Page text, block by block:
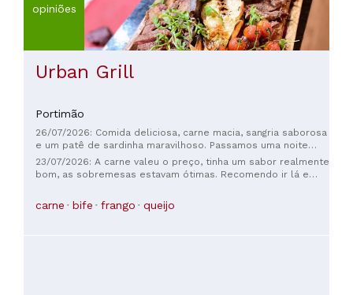
opiniões
Urban Grill
Portimão
26/07/2026: Comida deliciosa, carne macia, sangria saborosa
e um patê de sardinha maravilhoso. Passamos uma noite
incrível aqui. Com certeza voltaremos.
23/07/2026: A carne valeu o preço, tinha um sabor realmente
bom, as sobremesas estavam ótimas. Recomendo ir lá e
carne bife frango queijo